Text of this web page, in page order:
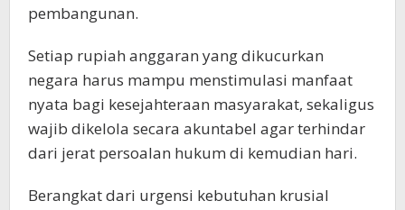
pembangunan.
Setiap rupiah anggaran yang dikucurkan
negara harus mampu menstimulasi manfaat
nyata bagi kesejahteraan masyarakat, sekaligus
wajib dikelola secara akuntabel agar terhindar
dari jerat persoalan hukum di kemudian hari.
Berangkat dari urgensi kebutuhan krusial